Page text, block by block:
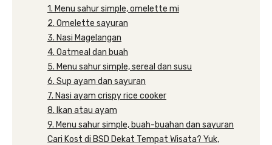
1. Menu sahur simple, omelette mi
2. Omelette sayuran
3. Nasi Magelangan
4. Oatmeal dan buah
5. Menu sahur simple, sereal dan susu
6. Sup ayam dan sayuran
7. Nasi ayam crispy rice cooker
8. Ikan atau ayam
9. Menu sahur simple, buah-buahan dan sayuran
Cari Kost di BSD Dekat Tempat Wisata? Yuk,